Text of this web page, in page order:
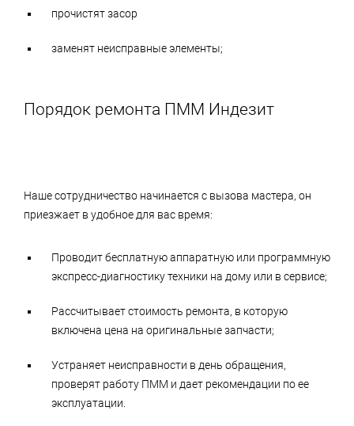
прочистят засор
заменят неисправные элементы;
Порядок ремонта ПММ Индезит
Наше сотрудничество начинается с вызова мастера, он
приезжает в удобное для вас время:
Проводит бесплатную аппаратную или программную
экспресс-диагностику техники на дому или в сервисе;
Рассчитывает стоимость ремонта, в которую
включена цена на оригинальные запчасти;
Устраняет неисправности в день обращения,
проверят работу ПММ и дает рекомендации по ее
эксплуатации.